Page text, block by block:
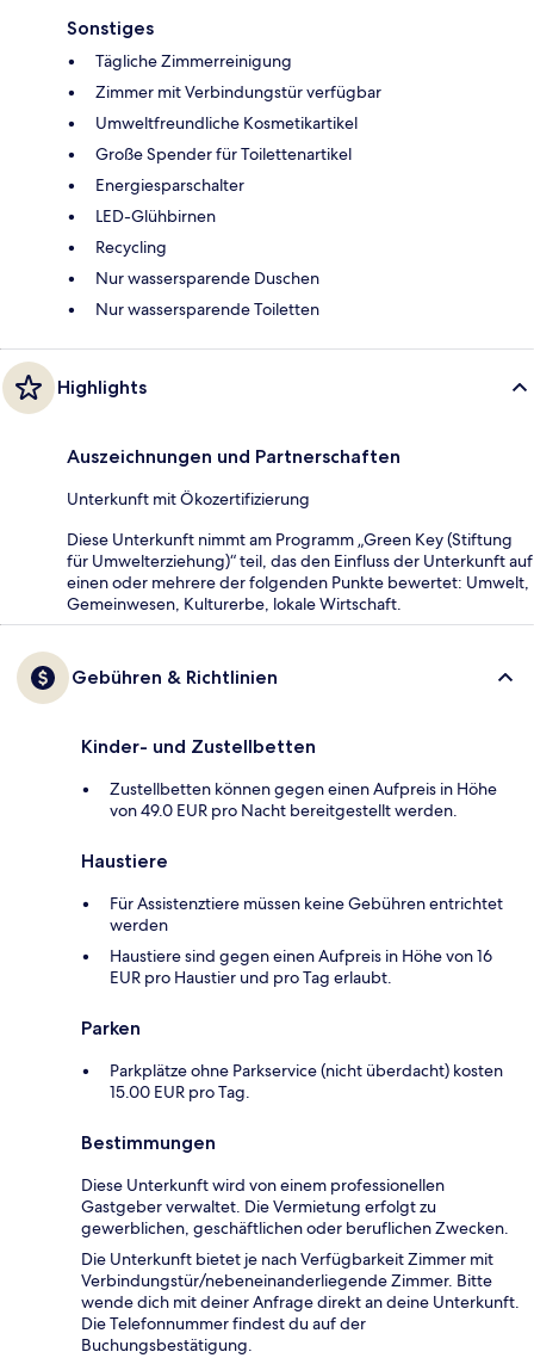
Sonstiges
Tägliche Zimmerreinigung
Zimmer mit Verbindungstür verfügbar
Umweltfreundliche Kosmetikartikel
Große Spender für Toilettenartikel
Energiesparschalter
LED-Glühbirnen
Recycling
Nur wassersparende Duschen
Nur wassersparende Toiletten
Highlights
Auszeichnungen und Partnerschaften
Unterkunft mit Ökozertifizierung
Diese Unterkunft nimmt am Programm „Green Key (Stiftung
für Umwelterziehung)“ teil, das den Einfluss der Unterkunft auf
einen oder mehrere der folgenden Punkte bewertet: Umwelt,
Gemeinwesen, Kulturerbe, lokale Wirtschaft.
Gebühren & Richtlinien
Kinder- und Zustellbetten
Zustellbetten können gegen einen Aufpreis in Höhe
von 49.0 EUR pro Nacht bereitgestellt werden.
Haustiere
Für Assistenztiere müssen keine Gebühren entrichtet
werden
Haustiere sind gegen einen Aufpreis in Höhe von 16
EUR pro Haustier und pro Tag erlaubt.
Parken
Parkplätze ohne Parkservice (nicht überdacht) kosten
15.00 EUR pro Tag.
Bestimmungen
Diese Unterkunft wird von einem professionellen
Gastgeber verwaltet. Die Vermietung erfolgt zu
gewerblichen, geschäftlichen oder beruflichen Zwecken.
Die Unterkunft bietet je nach Verfügbarkeit Zimmer mit
Verbindungstür/nebeneinanderliegende Zimmer. Bitte
wende dich mit deiner Anfrage direkt an deine Unterkunft.
Die Telefonnummer findest du auf der
Buchungsbestätigung.